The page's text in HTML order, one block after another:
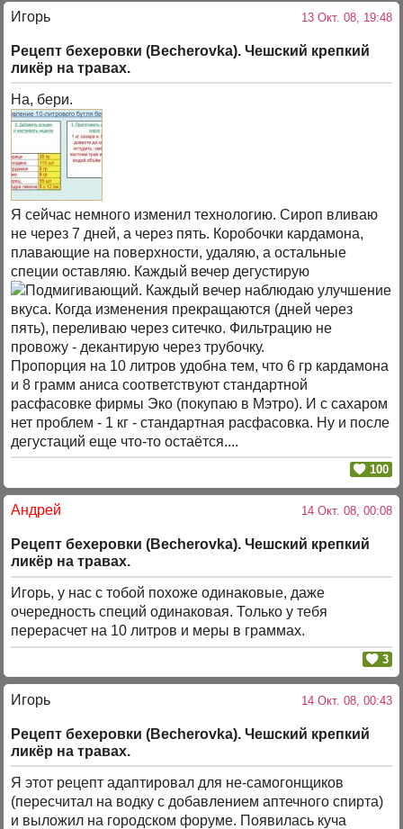
Игорь 13 Окт. 08, 19:48
Рецепт бехеровки (Becherovka). Чешский крепкий
ликёр на травах.
На, бери.
Я сейчас немного изменил технологию. Сироп вливаю
не через 7 дней, а через пять. Коробочки кардамона,
плавающие на поверхности, удаляю, а остальные
специи оставляю. Каждый вечер дегустирую
. Каждый вечер наблюдаю улучшение
вкуса. Когда изменения прекращаются (дней через
пять), переливаю через ситечко. Фильтрацию не
провожу - декантирую через трубочку.
Пропорция на 10 литров удобна тем, что 6 гр кардамона
и 8 грамм аниса соответствуют стандартной
расфасовке фирмы Эко (покупаю в Мэтро). И с сахаром
нет проблем - 1 кг - стандартная расфасовка. Ну и после
дегустаций еще что-то остаётся....
100
Андрей 14 Окт. 08, 00:08
Рецепт бехеровки (Becherovka). Чешский крепкий
ликёр на травах.
Игорь, у нас с тобой похоже одинаковые, даже
очередность специй одинаковая. Только у тебя
перерасчет на 10 литров и меры в граммах.
3
Игорь 14 Окт. 08, 00:43
Рецепт бехеровки (Becherovka). Чешский крепкий
ликёр на травах.
Я этот рецепт адаптировал для не-самогонщиков
(пересчитал на водку с добавлением аптечного спирта)
и выложил на городском форуме. Появилась куча